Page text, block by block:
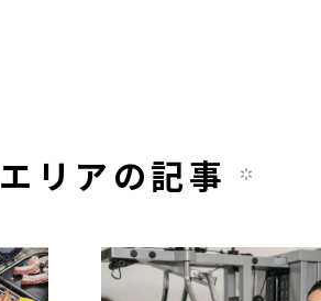
リアの記事